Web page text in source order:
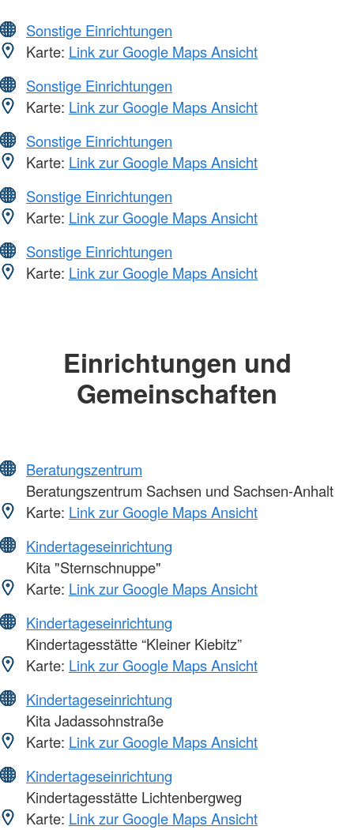
Sonstige Einrichtungen
Karte: Link zur Google Maps Ansicht
Sonstige Einrichtungen
Karte: Link zur Google Maps Ansicht
Sonstige Einrichtungen
Karte: Link zur Google Maps Ansicht
Sonstige Einrichtungen
Karte: Link zur Google Maps Ansicht
Sonstige Einrichtungen
Karte: Link zur Google Maps Ansicht
Einrichtungen und
Gemeinschaften
Beratungszentrum
Beratungszentrum Sachsen und Sachsen-Anhalt
Karte: Link zur Google Maps Ansicht
Kindertageseinrichtung
Kita "Sternschnuppe"
Karte: Link zur Google Maps Ansicht
Kindertageseinrichtung
Kindertagesstätte “Kleiner Kiebitz”
Karte: Link zur Google Maps Ansicht
Kindertageseinrichtung
Kita Jadassohnstraße
Karte: Link zur Google Maps Ansicht
Kindertageseinrichtung
Kindertagesstätte Lichtenbergweg
Karte: Link zur Google Maps Ansicht